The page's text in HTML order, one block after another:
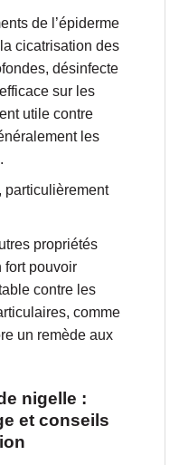
de l’épiderme
cicatrisation des
désinfecte
sur les
utile contre
les
particulièrement
propriétés
fort pouvoir
contre les
comme
un remède aux
nigelle :
et conseils